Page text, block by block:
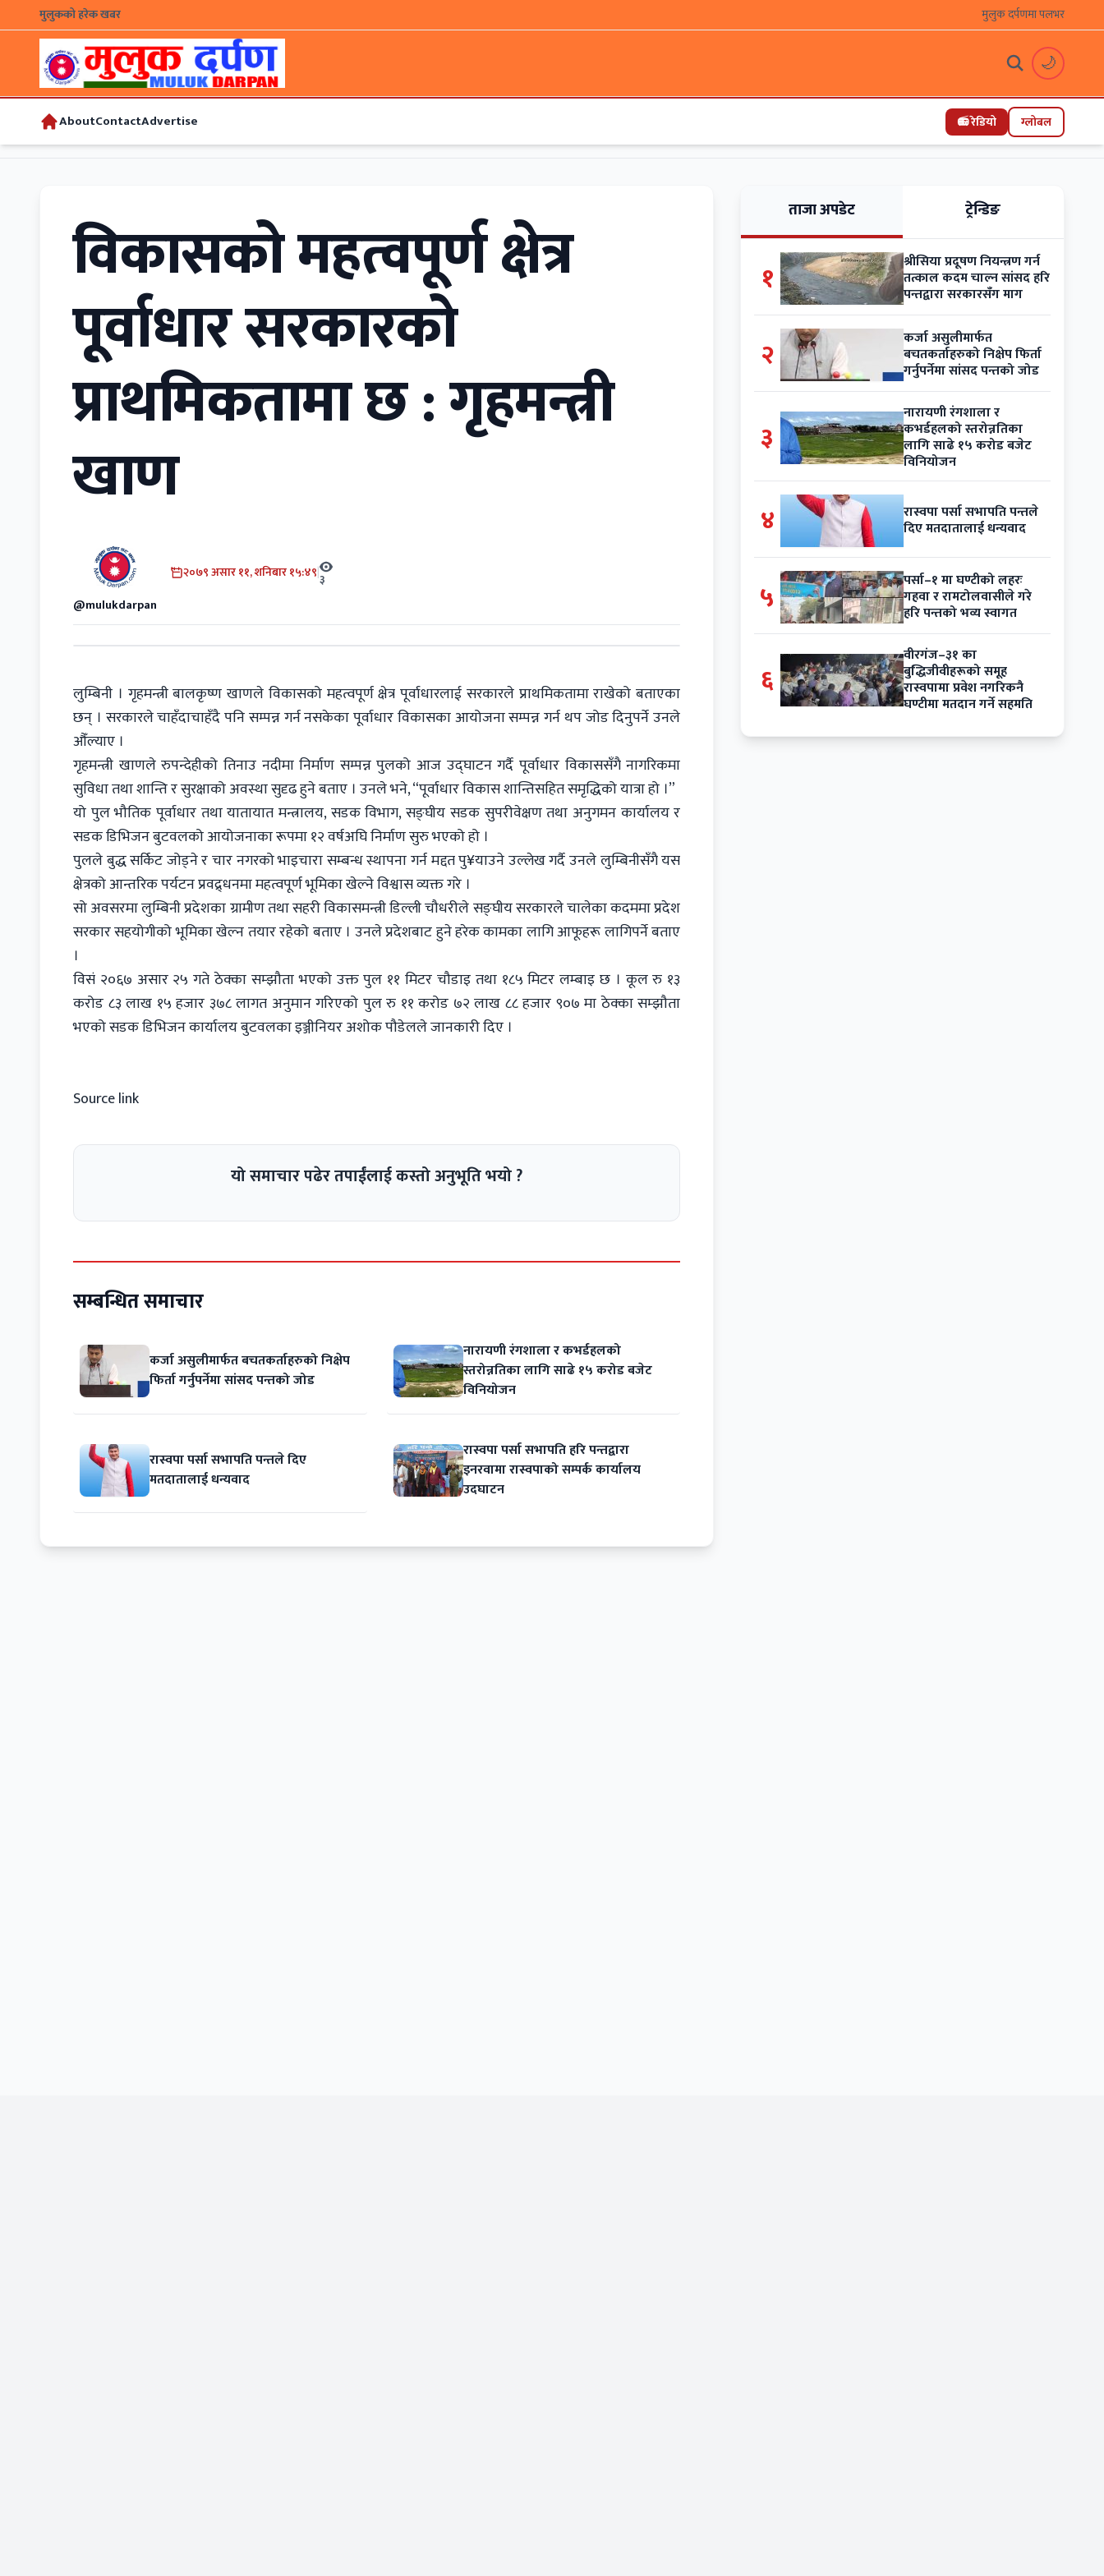
मुलुकको हरेक खबर मुलुक दर्पणमा पलभर
🌙
AboutContactAdvertise 📻 रेडियो ग्लोबल
विकासको महत्वपूर्ण क्षेत्र
पूर्वाधार सरकारको
प्राथमिकतामा छ : गृहमन्त्री
खाण
@mulukdarpan
२०७९ असार ११, शनिबार १५:४९|३
लुम्बिनी । गृहमन्त्री बालकृष्ण खाणले विकासको महत्वपूर्ण क्षेत्र पूर्वाधारलाई सरकारले प्राथमिकतामा राखेको बताएका
छन् । सरकारले चाहँदाचाहँदै पनि सम्पन्न गर्न नसकेका पूर्वाधार विकासका आयोजना सम्पन्न गर्न थप जोड दिनुपर्ने उनले
औँल्याए ।
गृहमन्त्री खाणले रुपन्देहीको तिनाउ नदीमा निर्माण सम्पन्न पुलको आज उद्घाटन गर्दै पूर्वाधार विकाससँगै नागरिकमा
सुविधा तथा शान्ति र सुरक्षाको अवस्था सुदृढ हुने बताए । उनले भने, “पूर्वाधार विकास शान्तिसहित समृद्धिको यात्रा हो ।”
यो पुल भौतिक पूर्वाधार तथा यातायात मन्त्रालय, सडक विभाग, सङ्घीय सडक सुपरीवेक्षण तथा अनुगमन कार्यालय र
सडक डिभिजन बुटवलको आयोजनाका रूपमा १२ वर्षअघि निर्माण सुरु भएको हो ।
पुलले बुद्ध सर्किट जोड्ने र चार नगरको भाइचारा सम्बन्ध स्थापना गर्न मद्दत पु¥याउने उल्लेख गर्दै उनले लुम्बिनीसँगै यस
क्षेत्रको आन्तरिक पर्यटन प्रवद्र्धनमा महत्वपूर्ण भूमिका खेल्ने विश्वास व्यक्त गरे ।
सो अवसरमा लुम्बिनी प्रदेशका ग्रामीण तथा सहरी विकासमन्त्री डिल्ली चौधरीले सङ्घीय सरकारले चालेका कदममा प्रदेश
सरकार सहयोगीको भूमिका खेल्न तयार रहेको बताए । उनले प्रदेशबाट हुने हरेक कामका लागि आफूहरू लागिपर्ने बताए
।
विसं २०६७ असार २५ गते ठेक्का सम्झौता भएको उक्त पुल ११ मिटर चौडाइ तथा १८५ मिटर लम्बाइ छ । कूल रु १३
करोड ८३ लाख १५ हजार ३७८ लागत अनुमान गरिएको पुल रु ११ करोड ७२ लाख ८८ हजार ९०७ मा ठेक्का सम्झौता
भएको सडक डिभिजन कार्यालय बुटवलका इञ्जीनियर अशोक पौडेलले जानकारी दिए ।
Source link
यो समाचार पढेर तपाईंलाई कस्तो अनुभूति भयो ?
सम्बन्धित समाचार
कर्जा असुलीमार्फत बचतकर्ताहरुको निक्षेप
फिर्ता गर्नुपर्नेमा सांसद पन्तको जोड
नारायणी रंगशाला र कभर्डहलको
स्तरोन्नतिका लागि साढे १५ करोड बजेट
विनियोजन
रास्वपा पर्सा सभापति पन्तले दिए
मतदातालाई धन्यवाद
रास्वपा पर्सा सभापति हरि पन्तद्वारा
इनरवामा रास्वपाको सम्पर्क कार्यालय
उदघाटन
ताजा अपडेट ट्रेन्डिङ
१ श्रीसिया प्रदूषण नियन्त्रण गर्न
तत्काल कदम चाल्न सांसद हरि
पन्तद्वारा सरकारसँग माग
२ कर्जा असुलीमार्फत
बचतकर्ताहरुको निक्षेप फिर्ता
गर्नुपर्नेमा सांसद पन्तको जोड
३
नारायणी रंगशाला र
कभर्डहलको स्तरोन्नतिका
लागि साढे १५ करोड बजेट
विनियोजन
४ रास्वपा पर्सा सभापति पन्तले
दिए मतदातालाई धन्यवाद
५ पर्सा–१ मा घण्टीको लहरः
गहवा र रामटोलवासीले गरे
हरि पन्तको भव्य स्वागत
६
वीरगंज–३१ का
बुद्धिजीवीहरूको समूह
रास्वपामा प्रवेश नगरिकनै
घण्टीमा मतदान गर्ने सहमति